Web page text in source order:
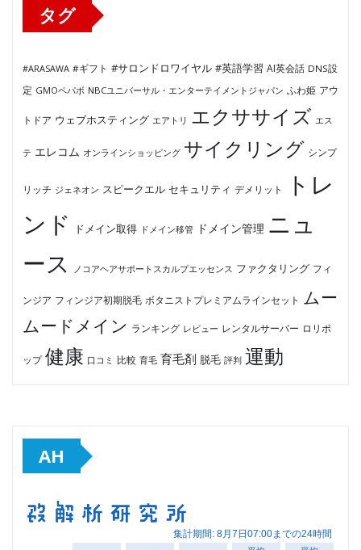
タグ
#ARASAWA #ギフト #サロンドロワイヤル #英語学習 AI英会話 DNS設
定 GMOペパボ NBCユニバーサル・エンターテイメントジャパン ふわ姫 アウ
トドア ウェブホスティング エアトリ エクササイズ エス
テ エレコム オンラインショッピング サイクリング シンプ
リッチ ジェネオン スピークエル セキュリティ デメリット
トレ
ンド
ドメイン取得 ドメイン移管 ドメイン管理 ニュ
ース
ノコアヘアサポートスカルプエッセンス ファクタリング フィ
ンジア フィンジア初期脱毛 ボタニストプレミアムラインセット ムー
ムードメイン ランキング レビュー レンタルサーバー ロリポ
ップ 健康 口コミ 比較 育毛 育毛剤 脱毛 評判 運動
AH